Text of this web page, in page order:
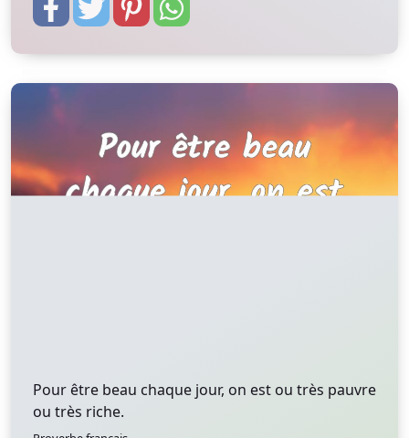
Pour être beau chaque jour, on est ou très pauvre
ou très riche.